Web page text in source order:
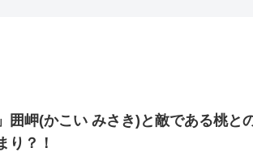
囲岬(かこい みさき)と敵である桃と
り？！